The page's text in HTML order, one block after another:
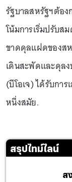
รัฐบาลสหรัฐฯต้อ
โน้มการเริ่มปรับส
ขาดดุลแฝดของส
เดินสะพัดและดุล
(บีโอเจ) ได้รับกา
หนึ่งสมัย.
สรุปไทม์ไลน์
ส